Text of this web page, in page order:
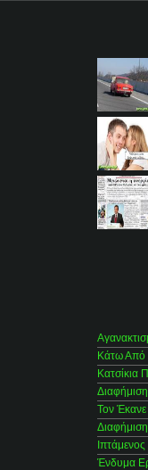
Κάτω Από
Κατσίκια
Τον
Ιπτάμενος
Ένδυμα